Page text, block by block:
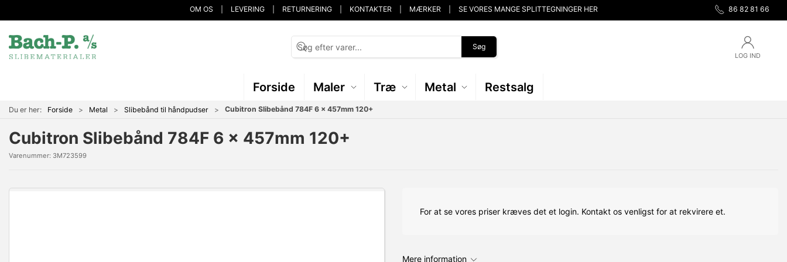
OM OS LEVERING RETURNERING KONTAKTER MÆRKER SE VORES MANGE SPLITTEGNINGER HER 86 82 81 66
Søg
LOG IND
Forside Maler Træ Metal Restsalg
Du er her: Forside Metal Slibebånd til håndpudser Cubitron Slibebånd 784F 6 x 457mm 120+
Cubitron Slibebånd 784F 6 x 457mm 120+
Varenummer: 3M723599
For at se vores priser kræves det et login. Kontakt os venligst for at rekvirere et.
Mere information